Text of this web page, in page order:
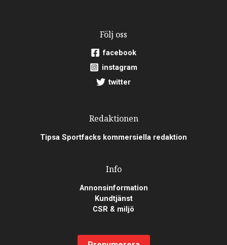
Följ oss
facebook
instagram
twitter
Redaktionen
Tipsa Sportfacks kommersiella redaktion
Info
Annonsinformation
Kundtjänst
CSR & miljö